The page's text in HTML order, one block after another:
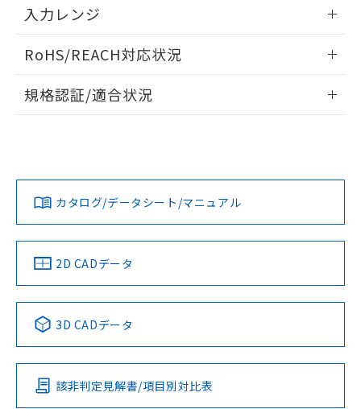
入力レンジ
RoHS/REACH対応状況
EU RoHS 注意事項・凡例
対応済み
中国 RoHS 注意事項・凡例
Pb Hg Cd Cr(VI)
O
規格認証/適合状況
LR型式承認
（イギリス
船舶規格）
DNV型式承認
（ノルウェー
BV型式承認
（フランス
KR型式
（韓国
No No No No
この製品の規格認証/適合状況ページへ
その他の認証はこちらのページからご検索ください
カタログ/データシート/マニュアル
2D CADデータ
3D CADデータ
該非判定見解書/項目別対比表